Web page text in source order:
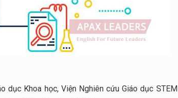
dục Khoa học, Viện Nghiên cứu Giáo dục STEM